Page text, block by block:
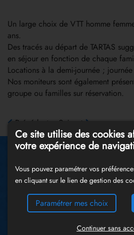
Un large choix de VTT homme
ans.
Des tracés au départ de TARTAS
en séjour en fonction de chaque
Locations à la demi-journée ;
Nos moniteurs sont également
groupe ou familles sur réservation.
Précédent Suivant
Ce site utilise des cookies
votre expérience de
Vous pouvez paramétrer vos
en cliquant sur le lien de gestion des
Paramétrer mes choix
Continuer sans